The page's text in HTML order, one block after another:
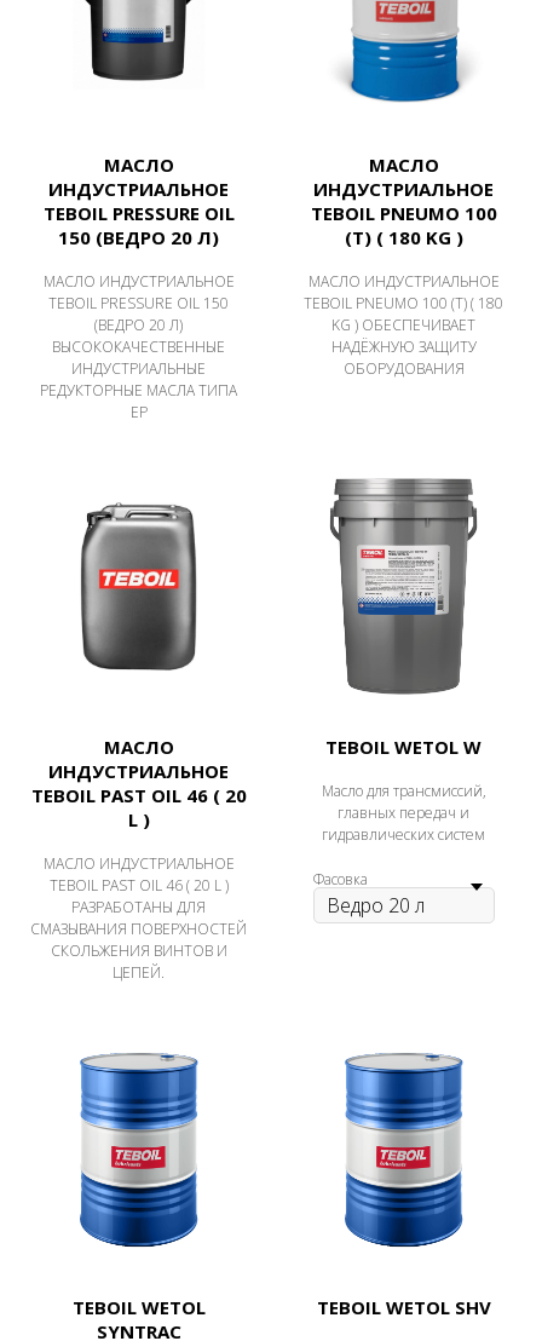
МАСЛО
ИНДУСТРИАЛЬНОЕ
TEBOIL PRESSURE OIL
150 (ВЕДРО 20 Л)
МАСЛО ИНДУСТРИАЛЬНОЕ
TEBOIL PRESSURE OIL 150
(ВЕДРО 20 Л)
ВЫСОКОКАЧЕСТВЕННЫЕ
ИНДУСТРИАЛЬНЫЕ
РЕДУКТОРНЫЕ МАСЛА ТИПА
EP
МАСЛО
ИНДУСТРИАЛЬНОЕ
TEBOIL PNEUMO 100
(Т) ( 180 KG )
МАСЛО ИНДУСТРИАЛЬНОЕ
TEBOIL PNEUMO 100 (Т) ( 180
KG ) ОБЕСПЕЧИВАЕТ
НАДЁЖНУЮ ЗАЩИТУ
ОБОРУДОВАНИЯ
МАСЛО
ИНДУСТРИАЛЬНОЕ
TEBOIL PAST OIL 46 ( 20
L )
МАСЛО ИНДУСТРИАЛЬНОЕ
TEBOIL PAST OIL 46 ( 20 L )
РАЗРАБОТАНЫ ДЛЯ
СМАЗЫВАНИЯ ПОВЕРХНОСТЕЙ
СКОЛЬЖЕНИЯ ВИНТОВ И
ЦЕПЕЙ.
TEBOIL WETOL W
Масло для трансмиссий,
главных передач и
гидравлических систем
Фасовка
TEBOIL WETOL
SYNTRAC
TEBOIL WETOL SHV